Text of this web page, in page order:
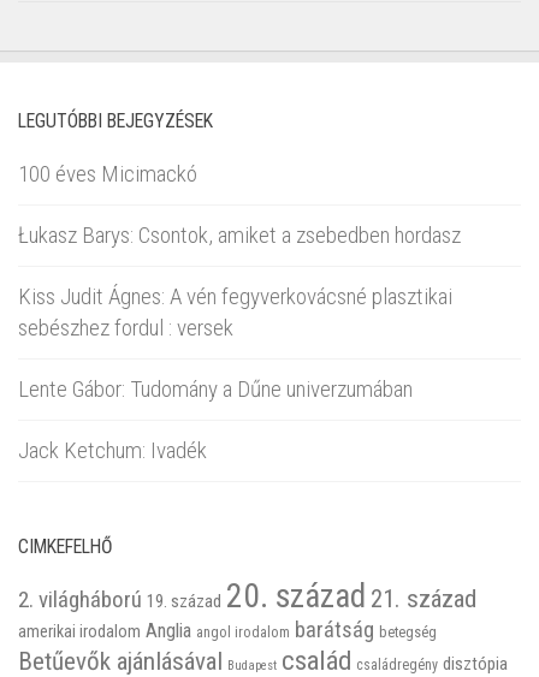
LEGUTÓBBI BEJEGYZÉSEK
100 éves Micimackó
Łukasz Barys: Csontok, amiket a zsebedben hordasz
Kiss Judit Ágnes: A vén fegyverkovácsné plasztikai
sebészhez fordul : versek
Lente Gábor: Tudomány a Dűne univerzumában
Jack Ketchum: Ivadék
CIMKEFELHŐ
2. világháború 19. század 20. század 21. század
amerikai irodalom Anglia angol irodalom barátság betegség
Betűevők ajánlásával Budapest család családregény disztópia